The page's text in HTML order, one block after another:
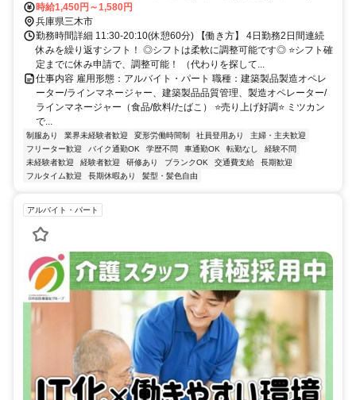
で7分/北摂三田テクノパーク近接
時給1,450円～1,580円
兵庫県三木市
勤務時間詳細 11:30-20:10(休憩60分) 【働き方】 4日勤務2日間連続
休みを繰り返すシフト！ ◎シフトは柔軟に調整可能です◎ ⭐シフト確
定までに休み申請で、調整可能！ （代わりを探して...
仕事内容 雇用形態：アルバイト・パート 職種：建築製品製造オペレ
ーター/ラインマネージャー、建築製品品質管理、製造オペレーター/
ラインマネージャー（食品/飲料/たばこ） ⭐売り上げ好調⭐ ミツカン
で...
制服あり 業界未経験者歓迎 変形労働時間制 社員登用あり
主婦・主夫歓迎
フリーター歓迎
バイク通勤OK 学歴不問 車通勤OK 転勤なし
経験不問
未経験者歓迎
経験者歓迎 研修あり ブランクOK 交通費支給
長期歓迎
フルタイム歓迎
長期休暇あり 髪型・髪色自由
アルバイト・パート